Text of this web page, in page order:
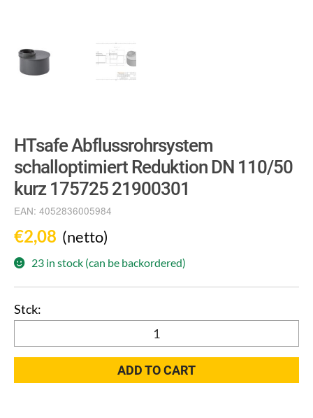
HTsafe Abflussrohrsystem
schalloptimiert Reduktion DN 110/50
kurz 175725 21900301
EAN: 4052836005984
€2,08 (netto)
23 in stock (can be backordered)
Abflussrohrsystem
Reduktion
ADD TO CART